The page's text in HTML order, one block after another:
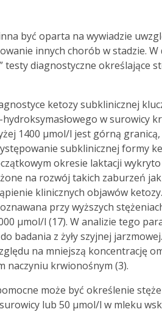
być oparta na wywiadzie
innych chorób w stadzie.
testy diagnostyczne określające
ketozy subklinicznej
w surowicy
1400 µmol/l jest górną
subklinicznej formy
okresie laktacji
na rozwój takich zaburzeń
klinicznych objawów
przy wyższych
µmol/l (17). W analizie tego
badania z żyły szyjnej
na mniejszą koncentrację
naczyniu krwionośnym (3).
może być określenie
lub 50 µmol/l w mleku